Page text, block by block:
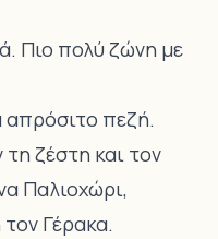
Πιο πολύ ζώνη με
απρόσιτο πεζή.
ζέστη και τον
Παλιοχώρι,
Γέρακα.